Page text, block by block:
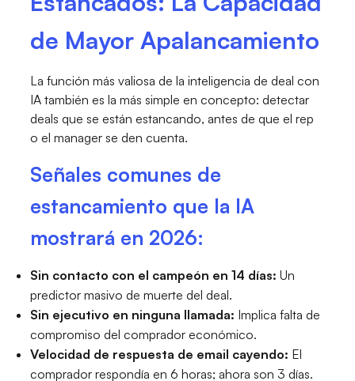
de Mayor Apalancamiento
La función más valiosa de la inteligencia de deal con
IA también es la más simple en concepto: detectar
deals que se están estancando, antes de que el rep
o el manager se den cuenta.
Señales comunes de
estancamiento que la IA
mostrará en 2026:
Sin contacto con el campeón en 14 días: Un
predictor masivo de muerte del deal.
Sin ejecutivo en ninguna llamada: Implica falta de
compromiso del comprador económico.
Velocidad de respuesta de email cayendo: El
comprador respondía en 6 horas; ahora son 3 días.